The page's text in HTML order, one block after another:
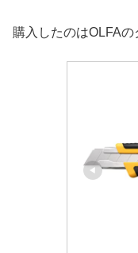
購入したのはOLFAの